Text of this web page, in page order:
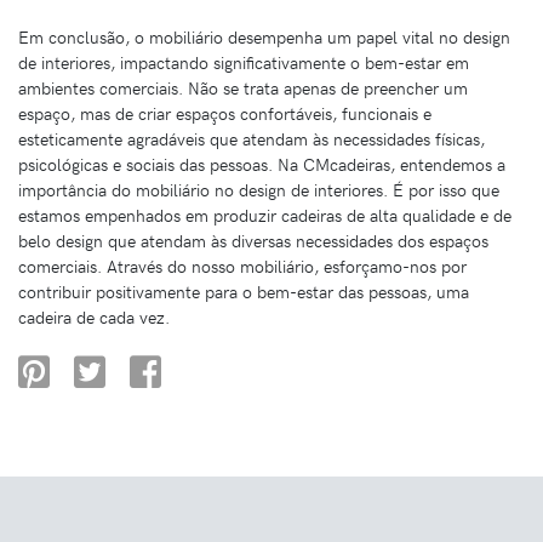
Em conclusão, o mobiliário desempenha um papel vital no design
de interiores, impactando significativamente o bem-estar em
ambientes comerciais. Não se trata apenas de preencher um
espaço, mas de criar espaços confortáveis, funcionais e
esteticamente agradáveis que atendam às necessidades físicas,
psicológicas e sociais das pessoas. Na CMcadeiras, entendemos a
importância do mobiliário no design de interiores. É por isso que
estamos empenhados em produzir cadeiras de alta qualidade e de
belo design que atendam às diversas necessidades dos espaços
comerciais. Através do nosso mobiliário, esforçamo-nos por
contribuir positivamente para o bem-estar das pessoas, uma
cadeira de cada vez.